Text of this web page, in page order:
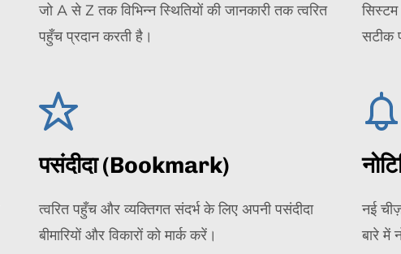
जो A से Z तक विभिन्न स्थितियों की जानकारी तक त्वरित
पहुँच प्रदान करती है।
सटीक
पसंदीदा (Bookmark)
त्वरित पहुँच और व्यक्तिगत संदर्भ के लिए अपनी पसंदीदा
बीमारियों और विकारों को मार्क करें।
नई
बारे में